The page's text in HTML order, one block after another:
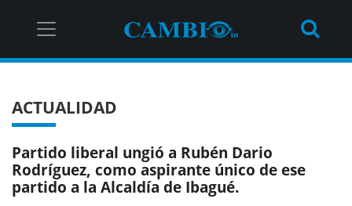
ACTUALIDAD
Partido liberal ungió a Rubén Dario
Rodríguez, como aspirante único de ese
partido a la Alcaldía de Ibagué.